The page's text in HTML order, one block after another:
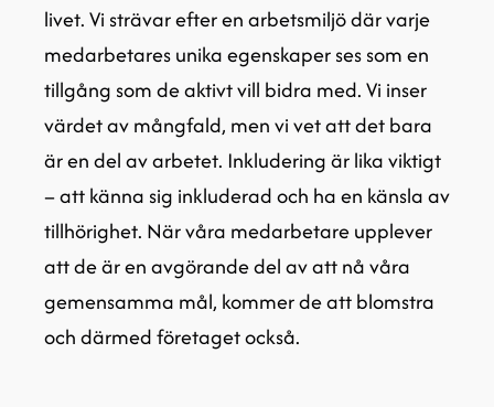
livet. Vi strävar efter en arbetsmiljö där varje
medarbetares unika egenskaper ses som en
tillgång som de aktivt vill bidra med. Vi inser
värdet av mångfald, men vi vet att det bara
är en del av arbetet. Inkludering är lika viktigt
– att känna sig inkluderad och ha en känsla av
tillhörighet. När våra medarbetare upplever
att de är en avgörande del av att nå våra
gemensamma mål, kommer de att blomstra
och därmed företaget också.